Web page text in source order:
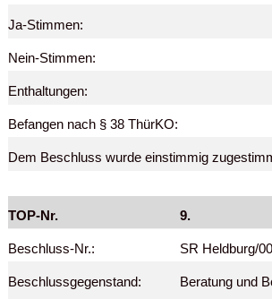
Ja-Stimmen:
Nein-Stimmen:
Enthaltungen:
Befangen nach § 38 ThürKO:
Dem Beschluss wurde einstimmig
TOP-Nr. 9.
Beschluss-Nr.: SR Heldburg/
Beschlussgegenstand:
Beratung und